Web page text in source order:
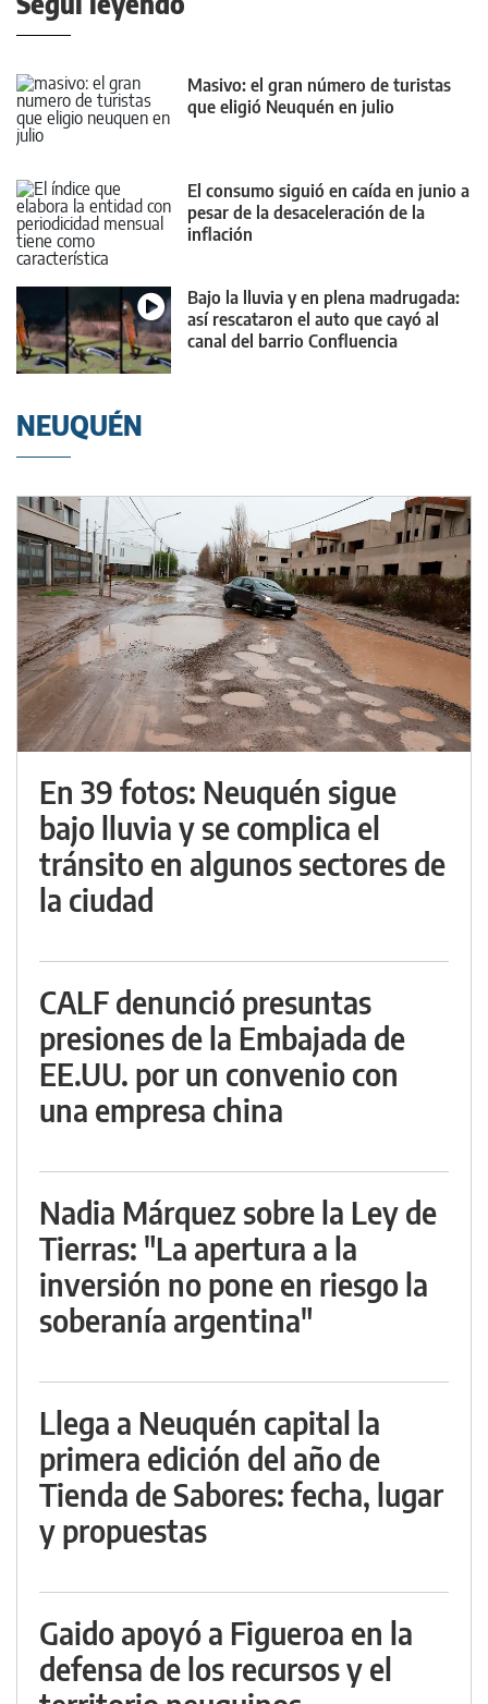
Masivo: el gran número de turistas
que eligió Neuquén en julio
El consumo siguió en caída en junio a
pesar de la desaceleración de la
inflación
Bajo la lluvia y en plena madrugada:
así rescataron el auto que cayó al
canal del barrio Confluencia
NEUQUÉN
En 39 fotos: Neuquén sigue
bajo lluvia y se complica el
tránsito en algunos sectores de
la ciudad
CALF denunció presuntas
presiones de la Embajada de
EE.UU. por un convenio con
una empresa china
Nadia Márquez sobre la Ley de
Tierras: "La apertura a la
inversión no pone en riesgo la
soberanía argentina"
Llega a Neuquén capital la
primera edición del año de
Tienda de Sabores: fecha, lugar
y propuestas
Gaido apoyó a Figueroa en la
defensa de los recursos y el